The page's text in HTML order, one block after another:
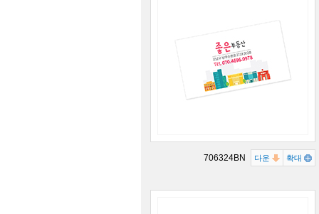
706324BN 다운 확대